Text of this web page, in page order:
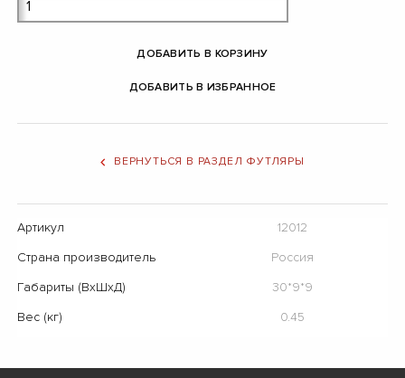
ДОБАВИТЬ В КОРЗИНУ
ДОБАВИТЬ В ИЗБРАННОЕ
ВЕРНУТЬСЯ В РАЗДЕЛ ФУТЛЯРЫ
Артикул
12012
Страна производитель
Россия
Габариты (ВхШхД)
30*9*9
Вес (кг)
0.45